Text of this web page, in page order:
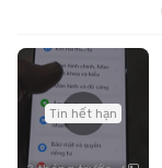
Tin hết hạn